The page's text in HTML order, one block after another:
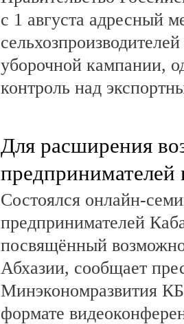
с 1 августа адресный
уборочной кампании,
контроль над
Для расширения
предпринимателей
Состоялся онлайн-
предпринимателей
посвящённый
Абхазии, сообщает
Минэкономразвития
формате